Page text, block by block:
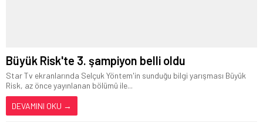
Büyük Risk'te 3. şampiyon belli oldu
Star Tv ekranlarında Selçuk Yöntem'in sunduğu bilgi yarışması Büyük
Risk, az önce yayınlanan bölümü ile...
DEVAMINI OKU →